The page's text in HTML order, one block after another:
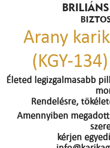
Arany
(KGY-
Életed legizgalmasabb
Rendelésre,
Amennyiben
kérjen